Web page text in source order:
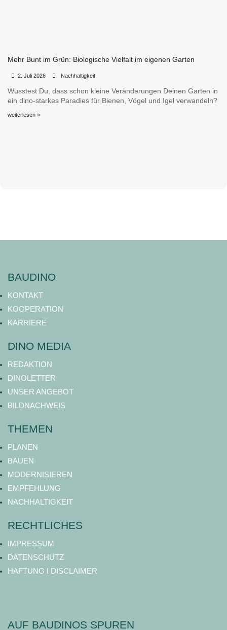
Mehr Bunt im Grün: Biologische Vielfalt im eigenen Garten
2. Juli 2026 Nachhaltigkeit
Wusstest Du, dass schon kleine Veränderungen Deinen Garten in
ein dino-starkes Paradies für Bienen, Vögel und Igel verwandeln?
weiterlesen »
BAUDINO
KONTAKT
KOOPERATION
KARRIERE
DINO MEDIA
REDAKTION
DINOLETTER
UNSER ANGEBOT
BILDNACHWEIS
THEMEN
PLANEN
BAUEN
MODERNISIEREN
EMPFEHLUNG
NACHHALTIGKEIT
RECHTLICHES
IMPRESSUM
DATENSCHUTZ
HAFTUNG I DISCLAIMER
AUF BAUDINOS SPUREN